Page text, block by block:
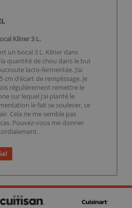
Kilner 3 L.
un bocal 3 L. Kilner dans
quantité de chou dans le but
lacto-fermentée. J'ai
cm d'écart de remplissage. Je
régulièrement remettre le
sur lequel j'ai planté le
le fait se soulever, ce
Cela ne me semble pas
Pouvez-vous me donner